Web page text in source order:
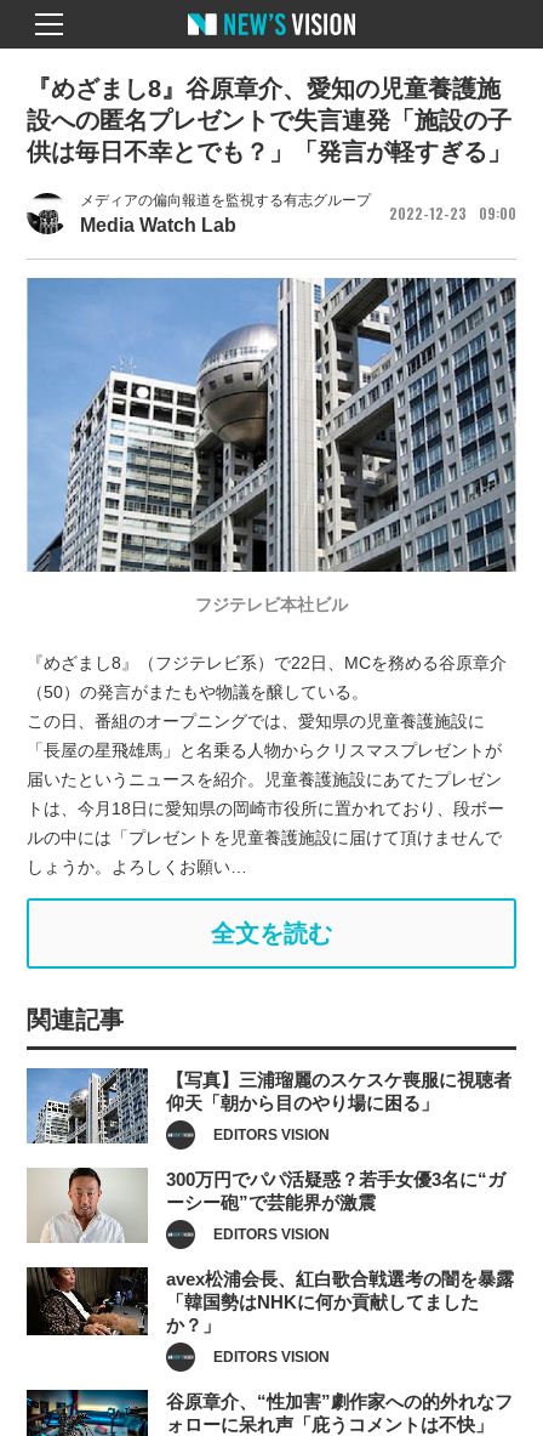
メディアの偏向報道を監視する有志グループ
Media Watch Lab
2022 12 23 09 00
『めざまし8』谷原章介、愛知の児童養護施
設への匿名プレゼントで失言連発「施設の子
供は毎日不幸とでも？」「発言が軽すぎる」
フジテレビ本社ビル
『めざまし8』（フジテレビ系）で22日、MCを務める谷原章介
（50）の発言がまたもや物議を醸している。
この日、番組のオープニングでは、愛知県の児童養護施設に
「長屋の星飛雄馬」と名乗る人物からクリスマスプレゼントが
届いたというニュースを紹介。児童養護施設にあてたプレゼン
トは、今月18日に愛知県の岡崎市役所に置かれており、段ボー
ルの中には「プレゼントを児童養護施設に届けて頂けませんで
しょうか。よろしくお願い…
全文を読む
関連記事
【写真】三浦瑠麗のスケスケ喪服に視聴者
仰天「朝から目のやり場に困る」
EDITORS VISION
300万円でパパ活疑惑？若手女優3名に“ガ
ーシー砲”で芸能界が激震
EDITORS VISION
avex松浦会長、紅白歌合戦選考の闇を暴露
「韓国勢はNHKに何か貢献してました
か？」
EDITORS VISION
谷原章介、“性加害”劇作家への的外れなフ
ォローに呆れ声「庇うコメントは不快」